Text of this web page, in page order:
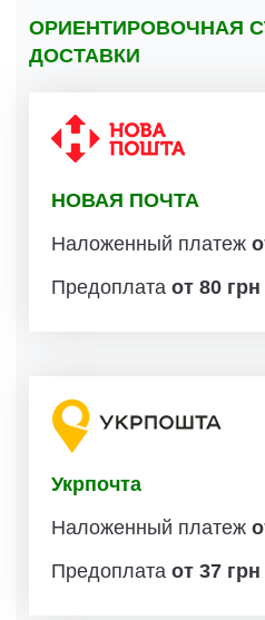
ОРИЕНТИРОВОЧНАЯ
ДОСТАВКИ
НОВАЯ ПОЧТА
Наложенный платеж
Предоплата от 80 грн
Укрпочта
Наложенный платеж
Предоплата от 37 грн